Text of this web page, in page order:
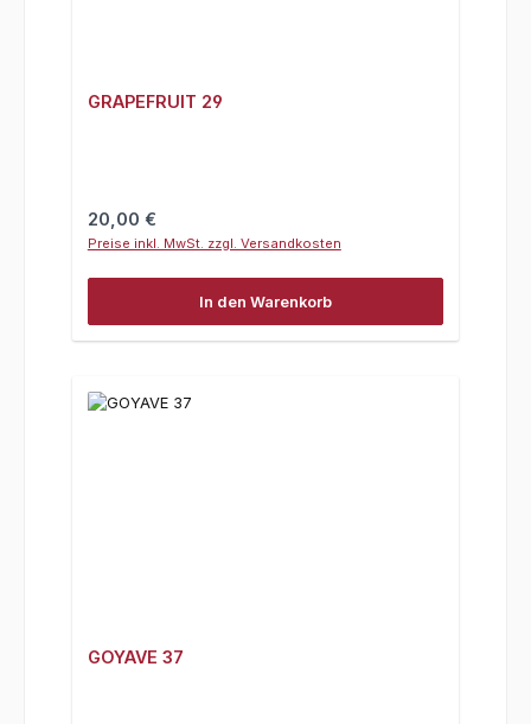
GRAPEFRUIT 29
Regulärer Preis:
20,00 €
Preise inkl. MwSt. zzgl. Versandkosten
In den Warenkorb
GOYAVE 37